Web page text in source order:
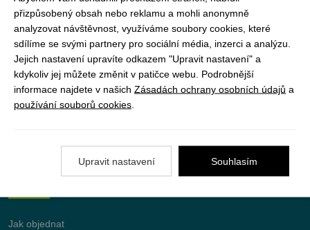
Registrujte se k odběru newsletteru a už Vám
nic neunikne
Vše o nákupu
Jak objednat
přizpůsobený obsah nebo reklamu a mohli anonymně
analyzovat návštěvnost, využíváme soubory cookies, které
sdílíme se svými partnery pro sociální média, inzerci a analýzu.
Jejich nastavení upravíte odkazem "Upravit nastavení" a
kdykoliv jej můžete změnit v patičce webu. Podrobnější
informace najdete v našich Zásadách ochrany osobních údajů a
používání souborů cookies
Upravit nastavení Souhlasím